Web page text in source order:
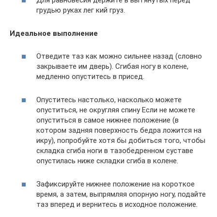
грудью руках лег кий груз.
Идеальное выполнение
Отведите таз как можно сильнее назад (словно
закрываете им дверь). Сгибая ногу в колене,
медленно опуститесь в присед.
Опуститесь настолько, насколько можете
опуститься, не округляя спину Если не можете
опуститься в самое нижнее положение (в
котором задняя поверхность бедра ложится на
икру), попробуйте хотя бы добиться того, чтобы
складка сгиба ноги в тазобедренном суставе
опустилась ниже складки сгиба в колене.
Зафиксируйте нижнее положение на короткое
время, а затем, выпрямляя опорную ногу, подайте
таз вперед и вернитесь в исходное положение.